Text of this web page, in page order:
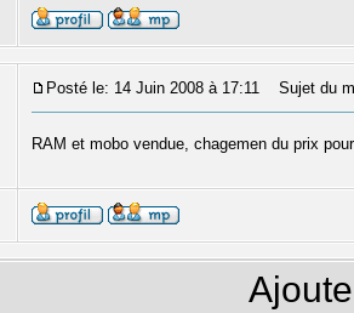
Posté le: 14 Juin 2008 à 17:11 Sujet du
RAM et mobo vendue, chagemen du prix